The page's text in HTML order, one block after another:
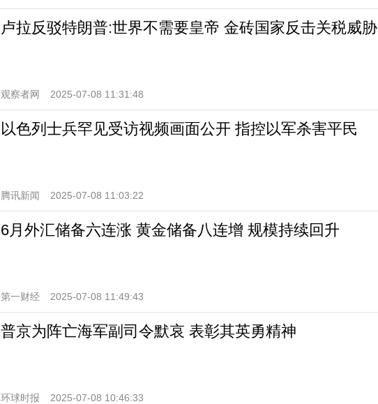
卢拉反驳特朗普:世界不需要皇帝 金砖国家反击关税威胁
观察者网 2025-07-08 11:31:48
以色列士兵罕见受访视频画面公开 指控以军杀害平民
腾讯新闻 2025-07-08 11:03:22
6月外汇储备六连涨 黄金储备八连增 规模持续回升
第一财经 2025-07-08 11:49:43
普京为阵亡海军副司令默哀 表彰其英勇精神
环球时报 2025-07-08 10:46:33